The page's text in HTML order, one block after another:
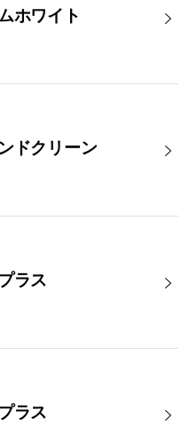
ホワイト
ドクリーン
ラス
ラス